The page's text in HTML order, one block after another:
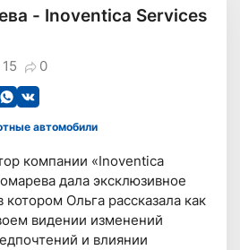
- Inoventica Services
15 0
автомобили
компании «Inoventica
дала эксклюзивное
котором Ольга рассказала как
видении изменений
и влиянии